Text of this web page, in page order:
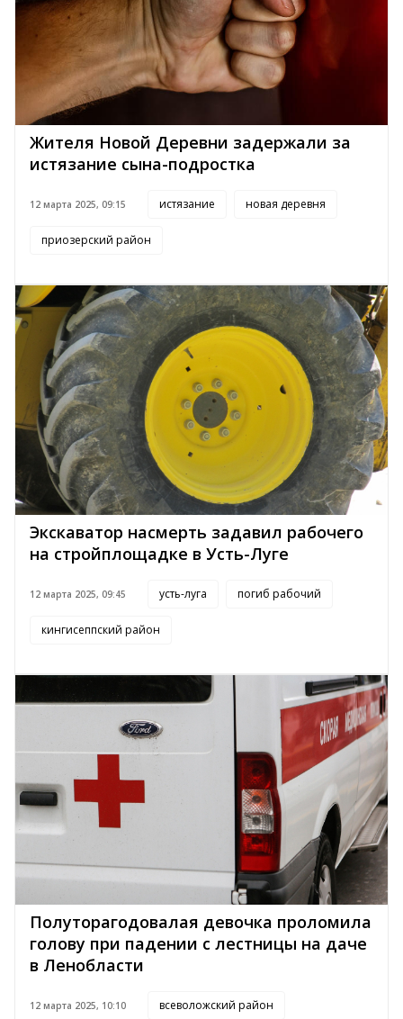
Жителя Новой Деревни задержали за
истязание сына-подростка
12 марта 2025, 09:15 истязание новая деревня
приозерский район
Экскаватор насмерть задавил рабочего
на стройплощадке в Усть-Луге
12 марта 2025, 09:45 усть-луга погиб рабочий
кингисеппский район
Полуторагодовалая девочка проломила
голову при падении с лестницы на даче
в Ленобласти
12 марта 2025, 10:10 всеволожский район